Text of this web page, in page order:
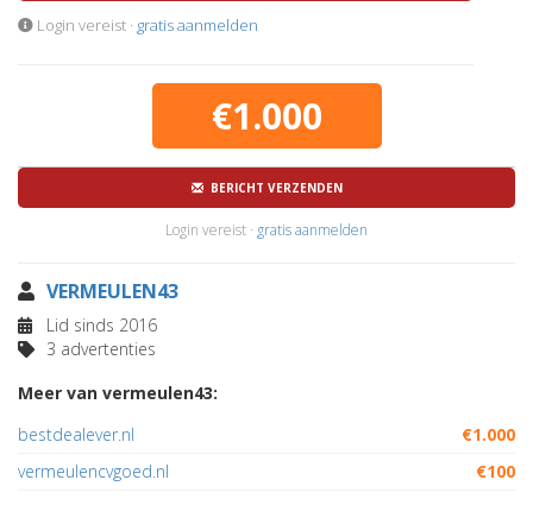
Login vereist · gratis aanmelden
€1.000
BERICHT VERZENDEN
Login vereist · gratis aanmelden
VERMEULEN43
Lid sinds 2016
3 advertenties
Meer van vermeulen43:
bestdealever.nl
€1.000
vermeulencvgoed.nl
€100